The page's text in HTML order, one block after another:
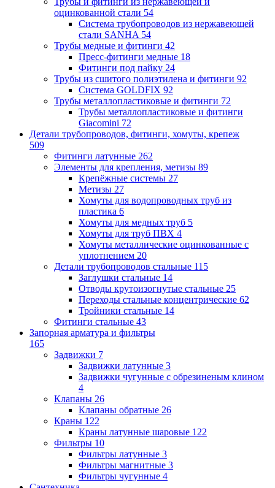
оцинкованной стали 54
Система трубопроводов из нержавеющей
стали SANHA 54
Трубы медные и фитинги 42
Пресс-фитинги медные 18
Фитинги под пайку 24
Трубы из сшитого полиэтилена и фитинги 92
Система GOLDFIX 92
Трубы металлопластиковые и фитинги 72
Трубы металлопластиковые и фитинги
Giacomini 72
Детали трубопроводов, фитинги, хомуты, крепеж
509
Фитинги латунные 262
Элементы для крепления, метизы 89
Крепёжные системы 27
Метизы 27
Хомуты для водопроводных труб из
пластика 6
Хомуты для медных труб 5
Хомуты для труб ПВХ 4
Хомуты металлические оцинкованные с
уплотнением 20
Детали трубопроводов стальные 115
Заглушки стальные 14
Отводы крутоизогнутые стальные 25
Переходы стальные концентрические 62
Тройники стальные 14
Фитинги стальные 43
Запорная арматура и фильтры
165
Задвижки 7
Задвижки латунные 3
Задвижки чугунные с обрезиненым клином
4
Клапаны 26
Клапаны обратные 26
Краны 122
Краны латунные шаровые 122
Фильтры 10
Фильтры латунные 3
Фильтры магнитные 3
Фильтры чугунные 4